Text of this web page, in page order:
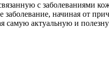
с заболеваниями
заболевание, начиная от
самую актуальную и